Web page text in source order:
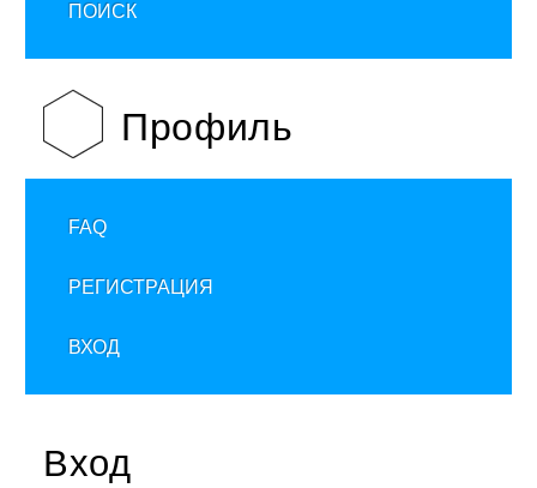
ПОИСК
Профиль
FAQ
РЕГИСТРАЦИЯ
ВХОД
Вход